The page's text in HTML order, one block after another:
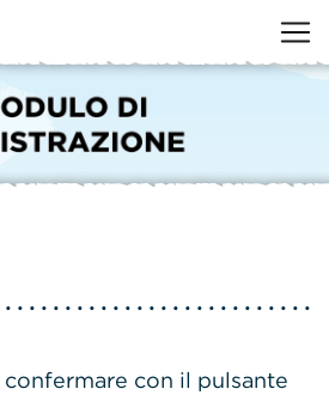
con il pulsante